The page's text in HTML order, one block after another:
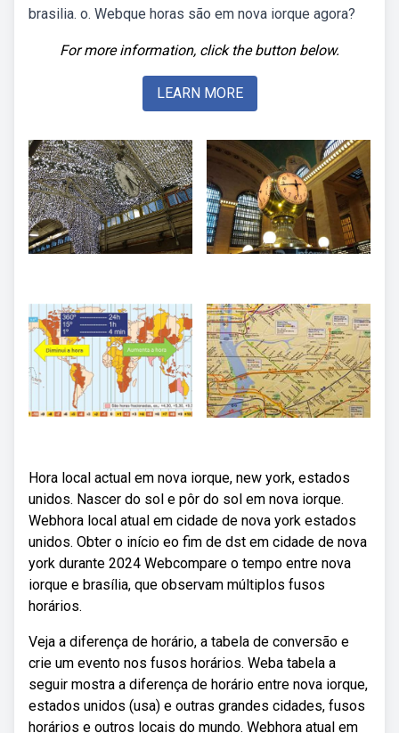
brasilia. o. Webque horas são em nova iorque agora?
For more information, click the button below.
LEARN MORE
Hora local actual em nova iorque, new york, estados
unidos. Nascer do sol e pôr do sol em nova iorque.
Webhora local atual em cidade de nova york estados
unidos. Obter o início eo fim de dst em cidade de nova
york durante 2024 Webcompare o tempo entre nova
iorque e brasília, que observam múltiplos fusos
horários.
Veja a diferença de horário, a tabela de conversão e
crie um evento nos fusos horários. Weba tabela a
seguir mostra a diferença de horário entre nova iorque,
estados unidos (usa) e outras grandes cidades, fusos
horários e outros locais do mundo. Webhora atual em